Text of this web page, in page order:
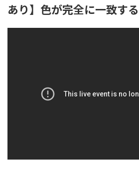
あり】色が完全に一致す